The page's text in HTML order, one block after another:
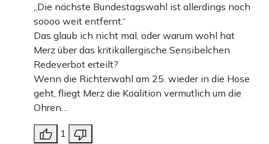
„Die nächste Bundestagswahl ist allerdings noch
soooo weit entfernt.“
Das glaub ich nicht mal, oder warum wohl hat
Merz über das kritikallergische Sensibelchen
Redeverbot erteilt?
Wenn die Richterwahl am 25. wieder in die Hose
geht, fliegt Merz die Koalition vermutlich um die
Ohren…
1